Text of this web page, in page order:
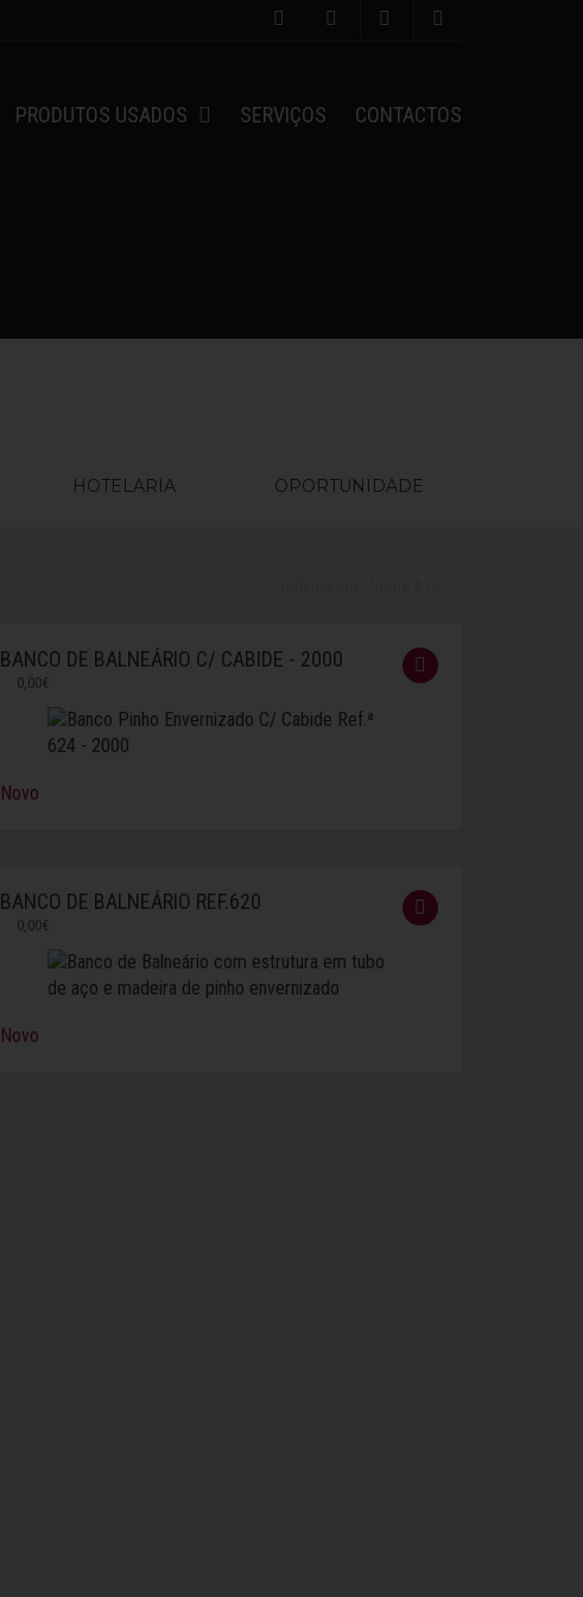
PRODUTOS USADOS SERVIÇOS CONTACTOS
HOTELARIA OPORTUNIDADE
BANCO DE BALNEÁRIO C/ CABIDE - 2000
0,00€
Novo
BANCO DE BALNEÁRIO REF.620
0,00€
Novo